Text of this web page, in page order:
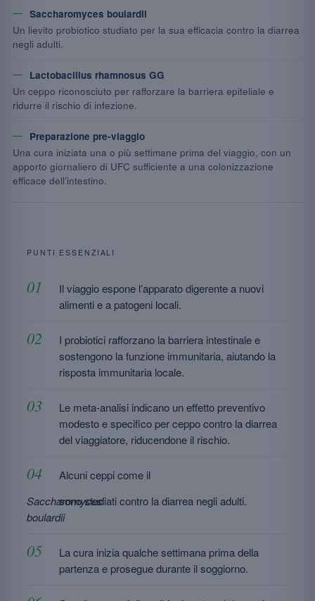
Saccharomyces boulardii
Un lievito probiotico studiato per la sua efficacia contro la diarrea
negli adulti.
Lactobacillus rhamnosus GG
Un ceppo riconosciuto per rafforzare la barriera epiteliale e
ridurre il rischio di infezione.
Preparazione pre-viaggio
Una cura iniziata una o più settimane prima del viaggio, con un
apporto giornaliero di UFC sufficiente a una colonizzazione
efficace dell’intestino.
PUNTI ESSENZIALI
Il viaggio espone l’apparato digerente a nuovi
alimenti e a patogeni locali.
I probiotici rafforzano la barriera intestinale e
sostengono la funzione immunitaria, aiutando la
risposta immunitaria locale.
Le meta-analisi indicano un effetto preventivo
modesto e specifico per ceppo contro la diarrea
del viaggiatore, riducendone il rischio.
Alcuni ceppi come il
Saccharomyces
boulardii
sono studiati contro la diarrea negli adulti.
La cura inizia qualche settimana prima della
partenza e prosegue durante il soggiorno.